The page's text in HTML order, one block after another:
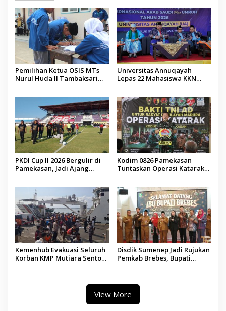
Pemilihan Ketua OSIS MTs
Nurul Huda II Tambaksari
Universitas Annuqayah
Lepas 22 Mahasiswa KKN
PKDI Cup II 2026 Bergulir di
Pamekasan, Jadi Ajang
Kodim 0826 Pamekasan
Tuntaskan Operasi Katarak
Kemenhub Evakuasi Seluruh
Korban KMP Mutiara Sentosa
Disdik Sumenep Jadi Rujukan
Pemkab Brebes, Bupati
View More